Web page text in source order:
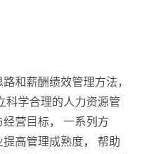
和薪酬绩效管理方法，
科学合理的人力资源管
营目标， 一系列方
高管理成熟度， 帮助